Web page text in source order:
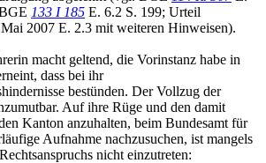
133 I 185 E. 6.2 S. 199; Urteil
2007 E. 2.3 mit weiteren Hinweisen).
macht geltend, die Vorinstanz habe in
dass bei ihr
bestünden. Der Vollzug der
Auf ihre Rüge und den damit
Kanton anzuhalten, beim Bundesamt für
Aufnahme nachzusuchen, ist mangels
nicht einzutreten: